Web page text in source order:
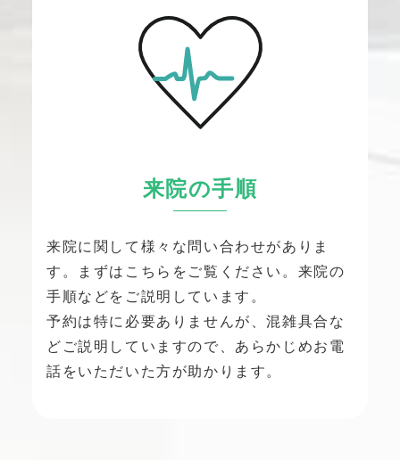
来院の手順
来院に関して様々な問い合わせがありま
す。まずはこちらをご覧ください。来院の
手順などをご説明しています。
予約は特に必要ありませんが、混雑具合な
どご説明していますので、あらかじめお電
話をいただいた方が助かります。